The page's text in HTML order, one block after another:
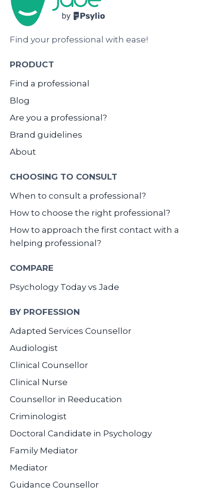
Find your professional with ease!
PRODUCT
Find a professional
Blog
Are you a professional?
Brand guidelines
About
CHOOSING TO CONSULT
When to consult a professional?
How to choose the right professional?
How to approach the first contact with a
helping professional?
COMPARE
Psychology Today vs Jade
BY PROFESSION
Adapted Services Counsellor
Audiologist
Clinical Counsellor
Clinical Nurse
Counsellor in Reeducation
Criminologist
Doctoral Candidate in Psychology
Family Mediator
Mediator
Guidance Counsellor